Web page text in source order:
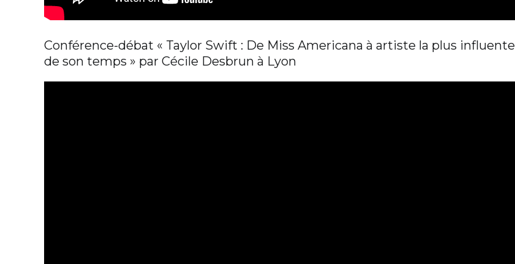
Conférence-débat « Taylor Swift : De Miss Americana à artiste la plus influente
de son temps » par Cécile Desbrun à Lyon